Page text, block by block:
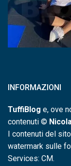
INFORMAZIONI
TuffiBlog e, ove
contenuti ©
I contenuti del
watermark sulle
Services: CM.